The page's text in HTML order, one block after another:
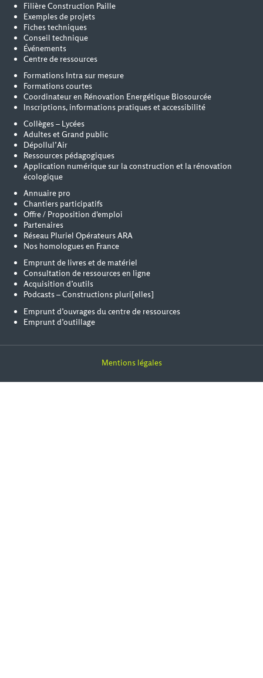
Filière Construction Paille
Exemples de projets
Fiches techniques
Conseil technique
Événements
Centre de ressources
Formations Intra sur mesure
Formations courtes
Coordinateur en Rénovation Energétique Biosourcée
Inscriptions, informations pratiques et accessibilité
Collèges – Lycées
Adultes et Grand public
Dépollul’Air
Ressources pédagogiques
Application numérique sur la construction et la rénovation
écologique
Annuaire pro
Chantiers participatifs
Offre / Proposition d'emploi
Partenaires
Réseau Pluriel Opérateurs ARA
Nos homologues en France
Emprunt de livres et de matériel
Consultation de ressources en ligne
Acquisition d’outils
Podcasts – Constructions pluri[elles]
Emprunt d’ouvrages du centre de ressources
Emprunt d’outillage
Mentions légales